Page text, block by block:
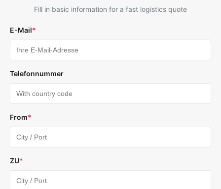
Fill in basic information for a fast logistics quote
E-Mail*
Telefonnummer
From*
ZU*